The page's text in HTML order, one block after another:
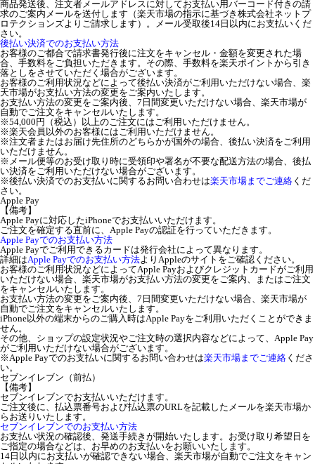
商品発送後、注文者メールアドレスに対してお支払い用バーコード付きの請
求のご案内メールを送付します（楽天市場の指示に基づき株式会社ネットプ
ロテクションズよりご請求します）。メール受取後14日以内にお支払いくだ
さい。
後払い決済でのお支払い方法
お客様のご都合で請求書発行後に注文をキャンセル・金額を変更された場
合、手数料をご負担いただきます。その際、手数料を楽天ポイントから引き
落としをさせていただく場合がございます。
お客様のご利用状況などによって後払い決済がご利用いただけない場合、楽
天市場がお支払い方法の変更をご案内いたします。
お支払い方法の変更をご案内後、7日間変更いただけない場合、楽天市場が
自動でご注文をキャンセルいたします。
※54,000円（税込）以上のご注文にはご利用いただけません。
※楽天会員以外のお客様にはご利用いただけません。
※注文者またはお届け先住所のどちらかが国外の場合、後払い決済をご利用
いただけません。
※メール便等のお受け取り時に受領印や署名が不要な配送方法の場合、後払
い決済をご利用いただけない場合がございます。
※後払い決済でのお支払いに関するお問い合わせは楽天市場までご連絡 くだ
さい。
Apple Pay
【備考】
Apple Payに対応したiPhoneでお支払いいただけます。
ご注文を確定する直前に、Apple Payの認証を行っていただきます。
Apple Payでのお支払い方法
Apple Payでご利用できるカードは発行会社によって異なります。
詳細はApple Payでのお支払い方法よりAppleのサイトをご確認ください。
お客様のご利用状況などによってApple Payおよびクレジットカードがご利用
いただけない場合、楽天市場がお支払い方法の変更をご案内、またはご注文
をキャンセルいたします。
お支払い方法の変更をご案内後、7日間変更いただけない場合、楽天市場が
自動でご注文をキャンセルいたします。
iPhone以外の端末からのご購入時はApple Payをご利用いただくことができま
せん。
その他、ショップの設定状況やご注文時の選択内容などによって、Apple Pay
がご利用いただけない場合がございます。
※Apple Payでのお支払いに関するお問い合わせは楽天市場までご連絡 くださ
い。
セブンイレブン（前払）
【備考】
セブンイレブンでお支払いいただけます。
ご注文後に、払込票番号および払込票のURLを記載したメールを楽天市場か
らお送りいたします。
セブンイレブンでのお支払い方法
お支払い状況の確認後、発送手続きが開始いたします。お受け取り希望日を
ご指定の場合などは、お早めのお支払いをお願いいたします。
14日以内にお支払いが確認できない場合、楽天市場が自動でご注文をキャン